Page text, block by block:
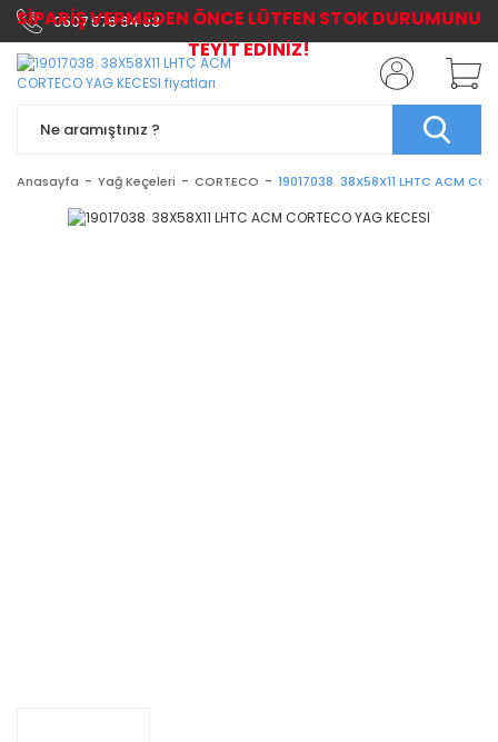
0507 576 64 03
Anasayfa Yağ Keçeleri CORTECO 19017038 38X58X11 LHTC ACM
SİPARİŞ VERMEDEN ÖNCE LÜTFEN STOK DURUMUNU
TEYİT EDİNİZ!